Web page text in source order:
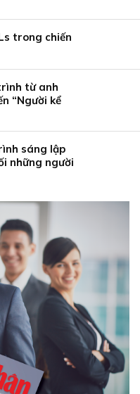
trong chiến
từ anh
“Người kể
sáng lập
những người